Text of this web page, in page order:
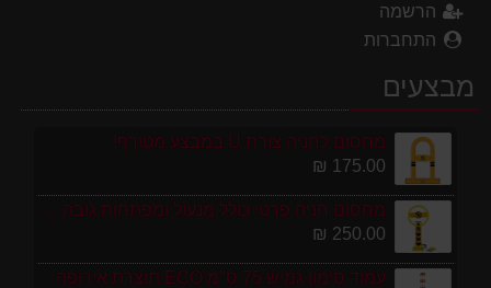
הרשמה
התחברות
מבצעים
מחסום לחניה צורת U במבצע מטורף!
175.00 ₪
מחסום חניה פרטי כולל מנעול ומפתחות גובה 70 ס"מ
250.00 ₪
עמוד סימון גמיש 75 ס''מ ECO תוצרת אירופה